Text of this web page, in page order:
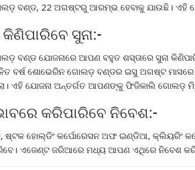
ବଣ୍ଡ, 22 ଅଗଷ୍ଟରୁ ଆରମ୍ଭ ହେବାକୁ ଯାଉଛି। ଏହି
ସୁନା:-
ବଣ୍ଡ ଯୋଜନାରେ ଆପଣ ବହୁତ ଶସ୍ତାରେ ସୁନା
ବର୍ଷ ଶୋଭେରିନ ଗୋଲଡ଼ ବଣ୍ଡର ଇସୁ ଅଗଷ୍ଟ
ଏହି ଯୋଜନା ଅନ୍ତର୍ଗତ ଆପଣଙ୍କୁ ଫିଜିକାଲି ଗୋଲଡ଼
କରିପାରିବେ ନିବେଶ:-
ଷ୍ଟକ ହୋଲ୍ଡିଂ କର୍ପୋରେସନ ଅଫ ଇଣ୍ଡିଆ, କ୍ଲିୟରିଂ
ଏଜେଣ୍ଟ ଜରିଆରେ ମଧ୍ୟ ଆପଣ ଏଥିରେ ନିବେଶ